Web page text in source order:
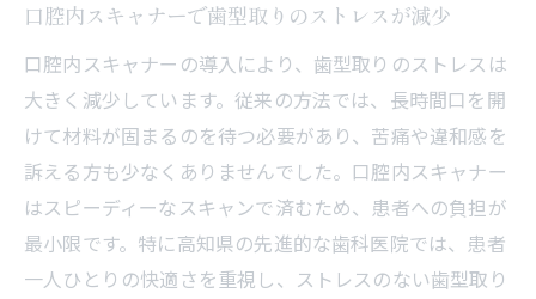
口腔内スキャナーで歯型取りのストレスが減少
口腔内スキャナーの導入により、歯型取りのストレスは
大きく減少しています。従来の方法では、長時間口を開
けて材料が固まるのを待つ必要があり、苦痛や違和感を
訴える方も少なくありませんでした。口腔内スキャナー
はスピーディーなスキャンで済むため、患者への負担が
最小限です。特に高知県の先進的な歯科医院では、患者
一人ひとりの快適さを重視し、ストレスのない歯型取り